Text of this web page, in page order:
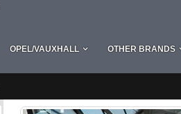
OPEL/VAUXHALL OTHER BRANDS